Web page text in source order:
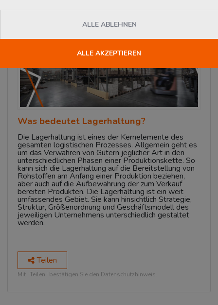
Was bedeutet Lagerhaltung?
Die Lagerhaltung ist eines der Kernelemente des
gesamten logistischen Prozesses. Allgemein geht es
um das Verwahren von Gütern jeglicher Art in den
unterschiedlichen Phasen einer Produktionskette. So
kann sich die Lagerhaltung auf die Bereitstellung von
Rohstoffen am Anfang einer Produktion beziehen,
aber auch auf die Aufbewahrung der zum Verkauf
bereiten Produkten. Die Lagerhaltung ist ein weit
umfassendes Gebiet. Sie kann hinsichtlich Strategie,
Struktur, Größenordnung und Geschäftsmodell des
jeweiligen Unternehmens unterschiedlich gestaltet
werden.
Teilen
Mit "Teilen" bestätigen Sie den Datenschutzhinweis.
ALLE ABLEHNEN
ALLE AKZEPTIEREN